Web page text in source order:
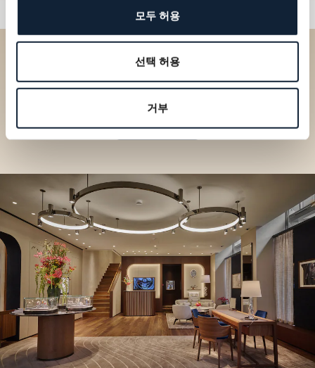
모두 허용
선택 허용
거부
부티크에서 브레게 컬렉션을 만
나보세요
부티크 찾기